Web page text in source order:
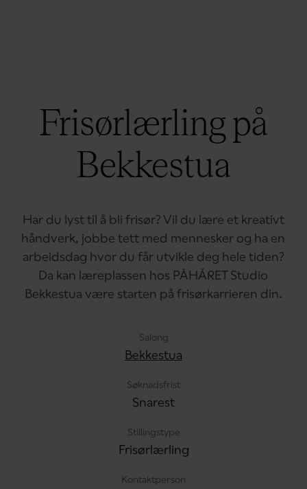
Frisørlærling på
Bekkestua
Har du lyst til å bli frisør? Vil du lære et kreativt
håndverk, jobbe tett med mennesker og ha en
arbeidsdag hvor du får utvikle deg hele tiden?
Da kan læreplassen hos PÅHÅRET Studio
Bekkestua være starten på frisørkarrieren din.
Salong
Bekkestua
Søknadsfrist
Snarest
Stillingstype
Frisørlærling
Kontaktperson